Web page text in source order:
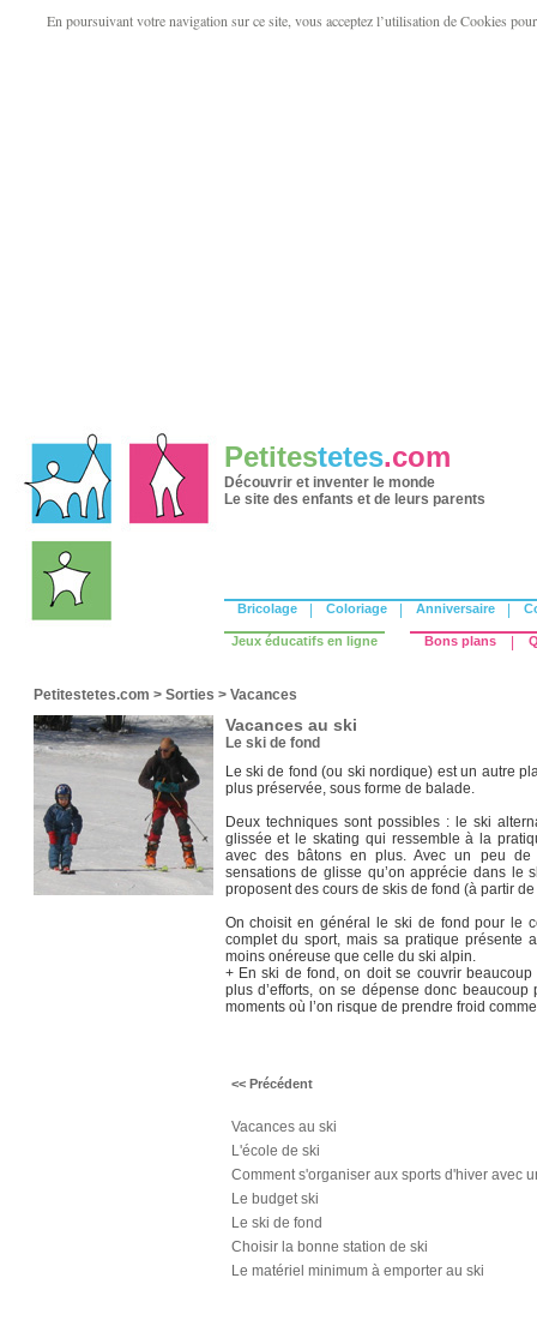
En poursuivant votre navigation sur ce site, vous acceptez l’utilisation de Cookies
Petitestetes.com
Découvrir et inventer le monde
Le site des enfants et de leurs parents
Bricolage Coloriage Anniversaire
Jeux éducatifs en ligne Bons plans
Petitestetes.com > Sorties > Vacances
Vacances au ski
Le ski de fond
Le ski de fond (ou ski nordique) est un autre
plus préservée, sous forme de balade.
Deux techniques sont possibles : le ski
glissée et le skating qui ressemble à la
avec des bâtons en plus. Avec un peu de
sensations de glisse qu’on apprécie dans le
proposent des cours de skis de fond (à partir de
On choisit en général le ski de fond pour le
complet du sport, mais sa pratique présente
moins onéreuse que celle du ski alpin.
+ En ski de fond, on doit se couvrir
plus d’efforts, on se dépense donc
moments où l’on risque de prendre froid
<< Précédent
Vacances au ski
L'école de ski
Comment s'organiser aux sports d'hiver avec
Le budget ski
Le ski de fond
Choisir la bonne station de ski
Le matériel minimum à emporter au ski